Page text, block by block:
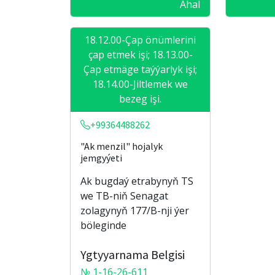
Ahal
18.12.00-Çap önümlerini
çap etmek işi; 18.13.00-
Çap etmäge taýýarlyk işi;
18.14.00-Jiltlemek we
bezeg işi.
+99364488262
"Ak menzil" hojalyk
jemgyýeti
Ak bugdaý etrabynyň TS
we TB-niň Senagat
zolagynyň 177/B-nji ýer
böleginde
Ygtyyarnama Belgisi
№ 1-16-26-611